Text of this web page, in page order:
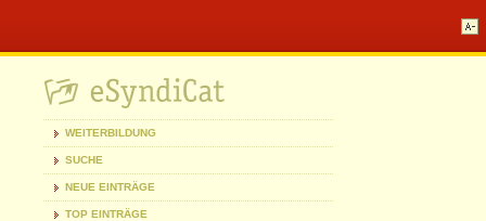
WEITERBILDUNG
SUCHE
NEUE EINTRÄGE
TOP EINTRÄGE